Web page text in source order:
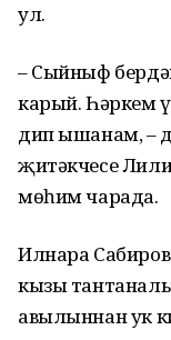
ул.
– Сыйныф
карый. Һәркем
дип ышанам, –
җитәкчесе
мөһим чарада.
Илнара
кызы
авылыннан ук